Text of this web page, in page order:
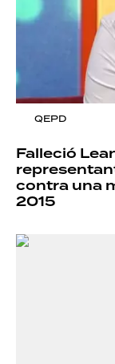
QEPD
Falleció
contra una
2015